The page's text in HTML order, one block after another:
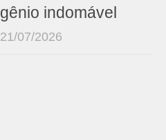
gênio indomável
21/07/2026